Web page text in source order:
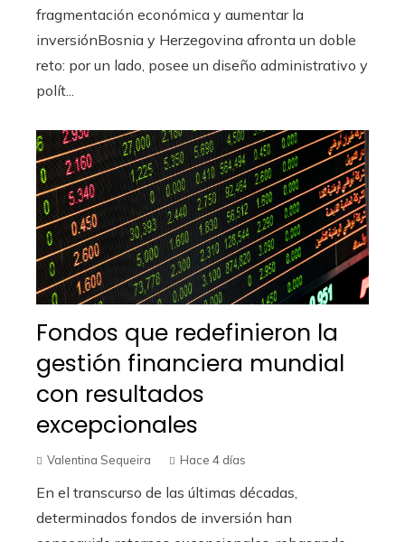
fragmentación económica y aumentar la
inversiónBosnia y Herzegovina afronta un doble
reto: por un lado, posee un diseño administrativo y
polít...
Fondos que redefinieron la
gestión financiera mundial
con resultados
excepcionales
Valentina Sequeira Hace 4 días
En el transcurso de las últimas décadas,
determinados fondos de inversión han